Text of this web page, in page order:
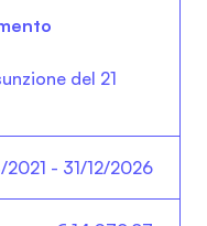
del 21
2021 - 31/12/2026